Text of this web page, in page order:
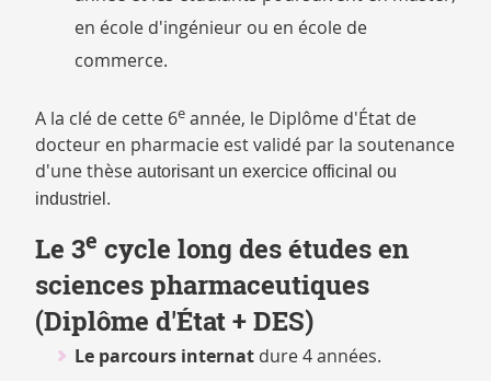
en école d'ingénieur ou en école de
commerce.
A la clé de cette 6e année, le Diplôme d'État de
docteur en pharmacie est validé par la soutenance
d'une thèse autorisant un exercice officinal ou
industriel.
Le 3e cycle long des études en
sciences pharmaceutiques
(Diplôme d'État + DES)
Le parcours internatdure 4 années.